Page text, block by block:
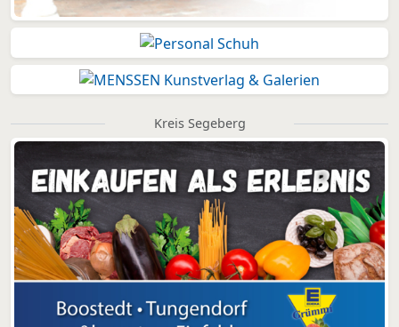
Kreis Segeberg